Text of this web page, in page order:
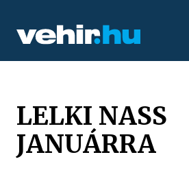
LELKI NASS
JANUÁRRA